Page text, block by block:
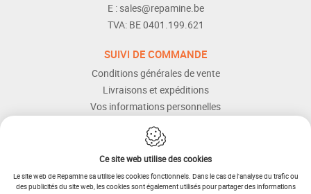
E :sales@repamine.be
TVA: BE 0401.199.621
SUIVI DE COMMANDE
Conditions générales de vente
Livraisons et expéditions
Vos informations personnelles
Modes de paiement
Services Après-vente
Aide et assistance
Ce site web utilise des cookies
Le site web de Repamine sa utilise les cookies fonctionnels. Dans le cas de l'analyse du trafic ou
des publicités du site web, les cookies sont également utilisés pour partager des informations